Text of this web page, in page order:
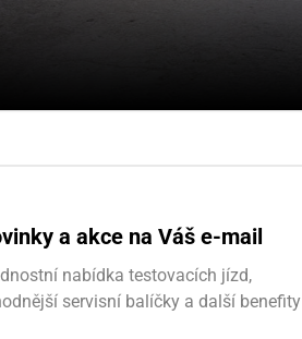
a akce na Váš e-mail
nabídka testovacích jízd,
servisní balíčky a další benefity